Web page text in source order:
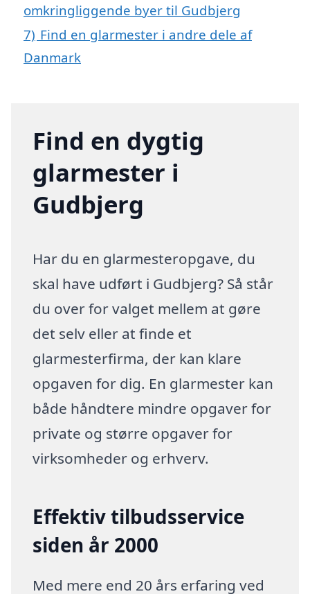
omkringliggende byer til Gudbjerg
7) Find en glarmester i andre dele af
Danmark
Find en dygtig
glarmester i
Gudbjerg
Har du en glarmesteropgave, du
skal have udført i Gudbjerg? Så står
du over for valget mellem at gøre
det selv eller at finde et
glarmesterfirma, der kan klare
opgaven for dig. En glarmester kan
både håndtere mindre opgaver for
private og større opgaver for
virksomheder og erhverv.
Effektiv tilbudsservice
siden år 2000
Med mere end 20 års erfaring ved